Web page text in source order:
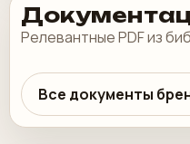
Релевантные PDF из
Все документы